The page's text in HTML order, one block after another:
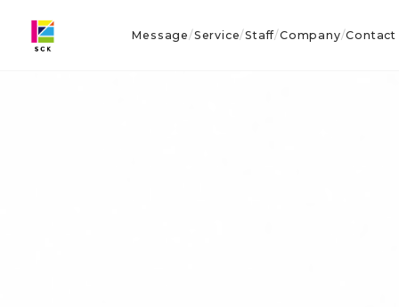
Message/Service/Staff/Company/Contact